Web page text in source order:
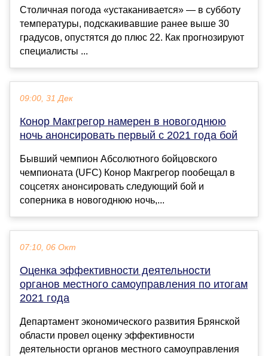
Столичная погода «устаканивается» — в субботу
температуры, подскакивавшие ранее выше 30
градусов, опустятся до плюс 22. Как прогнозируют
специалисты ...
09:00, 31 Дек
Конор Макгрегор намерен в новогоднюю
ночь анонсировать первый с 2021 года бой
Бывший чемпион Абсолютного бойцовского
чемпионата (UFC) Конор Макгрегор пообещал в
соцсетях анонсировать следующий бой и
соперника в новогоднюю ночь,...
07:10, 06 Окт
Оценка эффективности деятельности
органов местного самоуправления по итогам
2021 года
Департамент экономического развития Брянской
области провел оценку эффективности
деятельности органов местного самоуправления